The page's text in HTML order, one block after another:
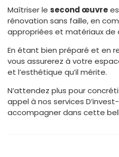
Maîtriser le second œuvre
rénovation sans faille, en
appropriées et matériaux de
En étant bien préparé et en
vous assurerez à votre
et l’esthétique qu’il mérite.
N’attendez plus pour
appel à nos services
accompagner dans cette